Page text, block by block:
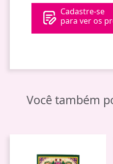
Cadastre-se
para ver os
Você também